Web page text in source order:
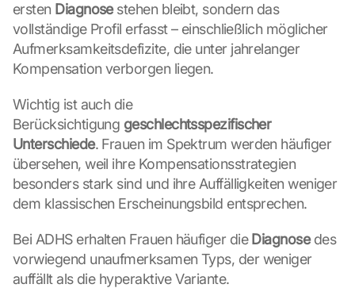
ersten Diagnose stehen bleibt, sondern das
vollständige Profil erfasst – einschließlich möglicher
Aufmerksamkeitsdefizite, die unter jahrelanger
Kompensation verborgen liegen.
Wichtig ist auch die
Berücksichtigung geschlechtsspezifischer
Unterschiede. Frauen im Spektrum werden häufiger
übersehen, weil ihre Kompensationsstrategien
besonders stark sind und ihre Auffälligkeiten weniger
dem klassischen Erscheinungsbild entsprechen.
Bei ADHS erhalten Frauen häufiger die Diagnose des
vorwiegend unaufmerksamen Typs, der weniger
auffällt als die hyperaktive Variante.
a
d
e
n
d
r
G
o
o
e
a
p
s